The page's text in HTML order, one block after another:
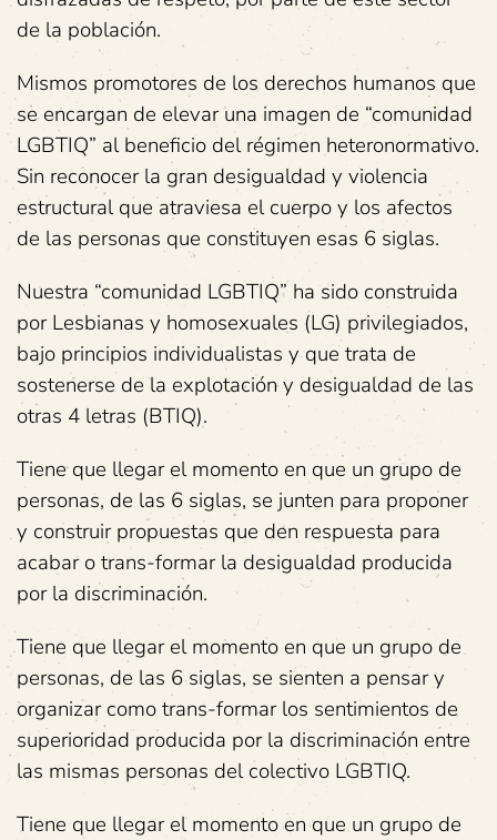
de la población.
Mismos promotores de los derechos humanos que
se encargan de elevar una imagen de “comunidad
LGBTIQ” al beneficio del régimen heteronormativo.
Sin reconocer la gran desigualdad y violencia
estructural que atraviesa el cuerpo y los afectos
de las personas que constituyen esas 6 siglas.
Nuestra “comunidad LGBTIQ” ha sido construida
por Lesbianas y homosexuales (LG) privilegiados,
bajo principios individualistas y que trata de
sostenerse de la explotación y desigualdad de las
otras 4 letras (BTIQ).
Tiene que llegar el momento en que un grupo de
personas, de las 6 siglas, se junten para proponer
y construir propuestas que den respuesta para
acabar o trans-formar la desigualdad producida
por la discriminación.
Tiene que llegar el momento en que un grupo de
personas, de las 6 siglas, se sienten a pensar y
organizar como trans-formar los sentimientos de
superioridad producida por la discriminación entre
las mismas personas del colectivo LGBTIQ.
Tiene que llegar el momento en que un grupo de